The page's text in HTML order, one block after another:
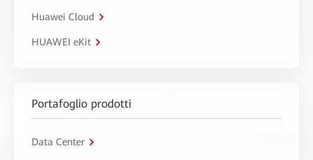
Huawei Cloud
HUAWEI eKit
Portafoglio prodotti
Data Center